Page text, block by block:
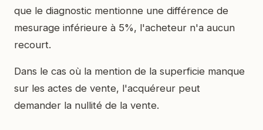
que le diagnostic mentionne une différence de
mesurage inférieure à 5%, l'acheteur n'a aucun
recourt.
Dans le cas où la mention de la superficie manque
sur les actes de vente, l'acquéreur peut
demander la nullité de la vente.